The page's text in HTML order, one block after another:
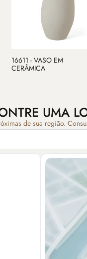
16611 - VASO EM
CERÂMICA
UMA
de sua região.